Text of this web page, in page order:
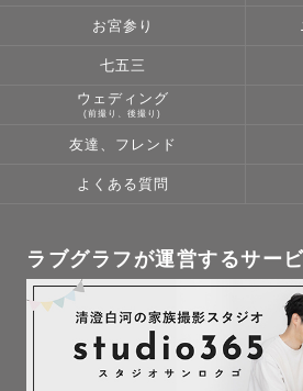
お宮参り
七五三
ウェディング
(前撮り、後撮り)
友達、フレンド
よくある質問
ラブグラフが運営するサー